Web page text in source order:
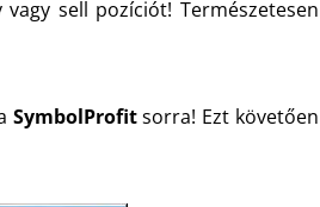
sell pozíciót! Természetesen
SymbolProfitsorra! Ezt követően